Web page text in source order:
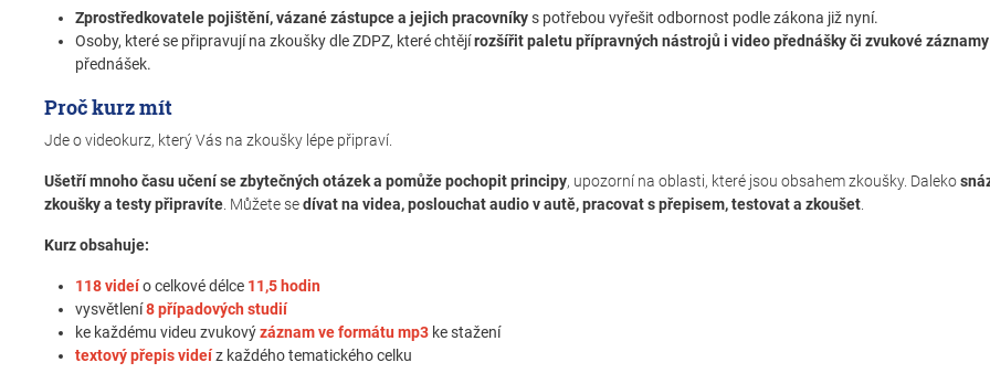
Zprostředkovatele pojištění, vázané zástupce a jejich pracovníkys potřebou vyřešit odbornost podle zákona již nyní.
Osoby, které se připravují na zkoušky dle ZDPZ, které chtějírozšířit paletu přípravných nástrojů i video přednášky či zvukové záznamy
přednášek.
Proč kurz mít
Jde o videokurz, který Vás na zkoušky lépe připraví.
Ušetří mnoho času učení se zbytečných otázek a pomůže pochopit principy, upozorní na oblasti, které jsou obsahem zkoušky. Daleko
zkoušky a testy připravíte . Můžete sedívat na videa, poslouchat audio v autě, pracovat s přepisem, testovat a zkoušet
Kurz obsahuje:
118videío celkové délce 11,5 hodin
vysvětlení8 případových studií
ke každému videu zvukovýzáznam ve formátu mp3 ke stažení
textový přepis videíz každého tematického celku